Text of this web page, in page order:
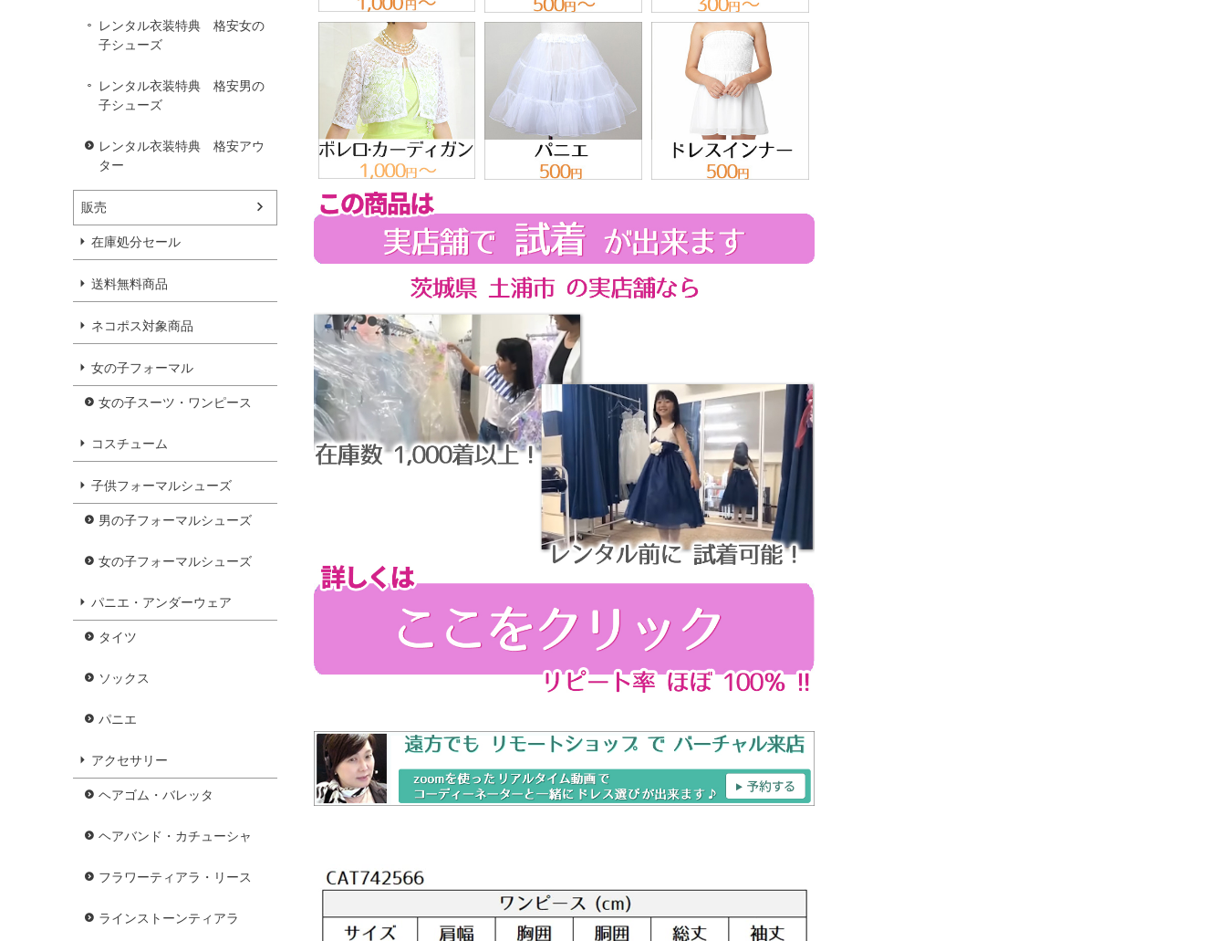
レンタル衣装特典 格安女の
子シューズ
レンタル衣装特典 格安男の
子シューズ
レンタル衣装特典 格安アウ
ター
販売
在庫処分セール
送料無料商品
ネコポス対象商品
女の子フォーマル
女の子スーツ・ワンピース
コスチューム
子供フォーマルシューズ
男の子フォーマルシューズ
女の子フォーマルシューズ
パニエ・アンダーウェア
タイツ
ソックス
パニエ
アクセサリー
ヘアゴム・バレッタ
ヘアバンド・カチューシャ
フラワーティアラ・リース
ラインストーンティアラ